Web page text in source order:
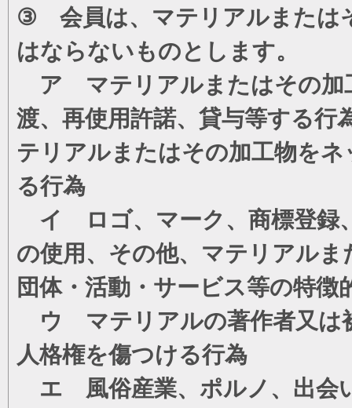
③ 会員は、マテリアルまたは
はならないものとします。
ア マテリアルまたはその加
渡、再使用許諾、貸与等する行
テリアルまたはその加工物を
る行為
イ ロゴ、マーク、商標登録
の使用、その他、マテリアル
団体・活動・サービス等の特
ウ マテリアルの著作者又は
人格権を傷つける行為
エ 風俗産業、ポルノ、出会